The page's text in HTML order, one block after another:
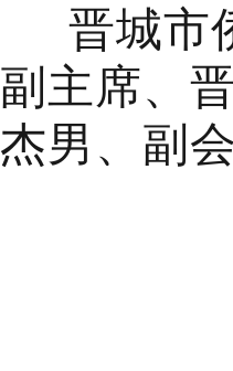
晋城市
副主席、
杰男、副